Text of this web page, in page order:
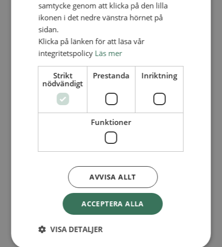
Lediga tjänster
FÖR FÖRSAMLINGAR
FÖRDJUPNING OCH UTVECKLING
Missionella initiativ
Smågrupper
Skapelse och miljö
Gudstjänst
Vänförsamling
Integrationsarbete
För barns bästa – överallt
Missionsinspiratörens verktygslåda
Redovisning och lönehantering
Kyrkoavgiften
LOGGA IN
Personalförsäkringar
SAMP – personalförbundet
samtycke genom att klicka på den lilla
ikonen i det nedre vänstra hörnet på
sidan.
Klicka på länken för att läsa vår
integritetspolicy Läs mer
Strikt
nödvändigt
Prestanda Inriktning
Funktioner
ACCEPTERA ALLA
AVVISA ALLT
VISA DETALJER